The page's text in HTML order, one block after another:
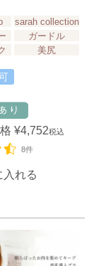
sarah collection
ガードル
美尻
¥4,752税込
8件
入れる